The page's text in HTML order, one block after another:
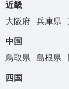
近畿
大阪府
兵庫県
中国
鳥取県
島根県
四国